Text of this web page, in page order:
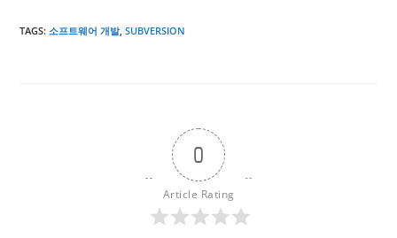
TAGS:소프트웨어 개발, SUBVERSION
0
Article Rating